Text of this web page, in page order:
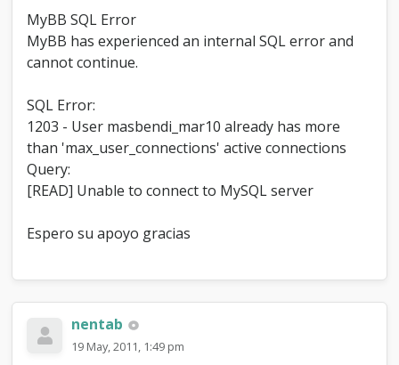
MyBB SQL Error
MyBB has experienced an internal SQL error and
cannot continue.
SQL Error:
1203 - User masbendi_mar10 already has more
than 'max_user_connections' active connections
Query:
[READ] Unable to connect to MySQL server
Espero su apoyo gracias
nentab
19 May, 2011, 1:49 pm